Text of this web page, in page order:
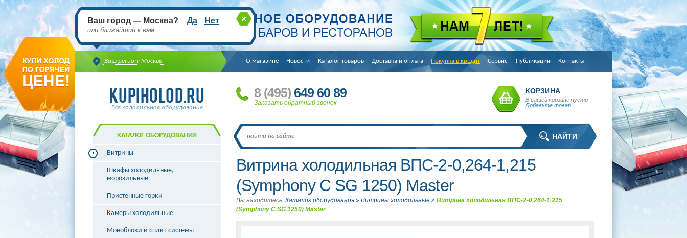
Ваш регион: Москва
Ваш город — Москва? Да Нет
или ближайший к вам
О магазине Новости Каталог товаров Доставка и оплата Покупка в кредит Сервис Публикации Контакты
Всё холодильное оборудование
8 (495) 649 60 89
Заказать обратный звонок
КОРЗИНА
В вашей корзине пусто
Добавьте товар
Витрина холодильная ВПС-2-0,264-1,215
(Symphony С SG 1250) Master
Вы находитесь: Каталог оборудования » Витрины холодильные » Витрина холодильная ВПС-2-0,264-1,215
(Symphony С SG 1250) Master
КАТАЛОГ ОБОРУДОВАНИЯ
Витрины
Витрины холодильные
Витрины морозильные
Витрины кондитерские
Витрины угловые
Витрины «рыба на льду»
Шкафы холодильные,
морозильные
Пристенные горки
Камеры холодильные
Моноблоки и сплит-системы